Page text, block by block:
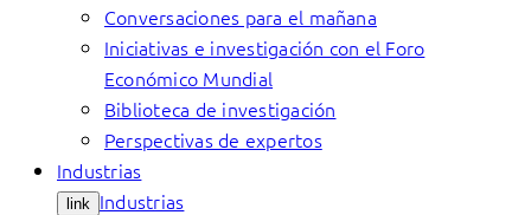
Conversaciones para el mañana
Iniciativas e investigación con el Foro
Económico Mundial
Biblioteca de investigación
Perspectivas de expertos
Industrias
link Industrias